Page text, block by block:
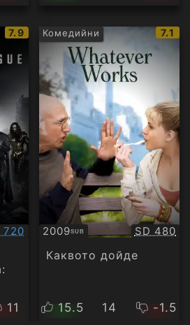
IMDb
рейтинг:
7.9
720
11
Комедийни
IMDb
7.1
2009SUB
Субтитри SD 480
Каквото дойде
15.5 14 -1.5